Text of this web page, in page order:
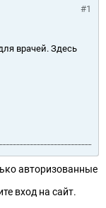
#1
врачей. Здесь
авторизованные
вход на сайт.